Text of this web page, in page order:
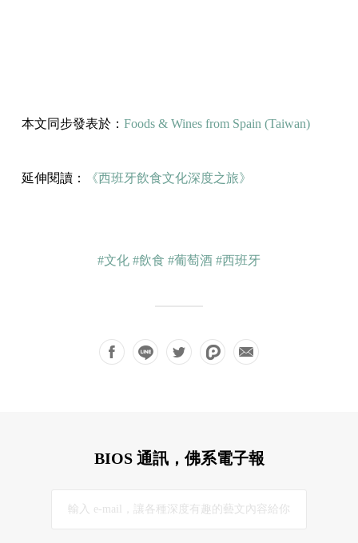
本文同步發表於： Foods & Wines from Spain (Taiwan)
延伸閱讀： 《西班牙飲食文化深度之旅》
#文化 #飲食 #葡萄酒 #西班牙
BIOS 通訊，佛系電子報